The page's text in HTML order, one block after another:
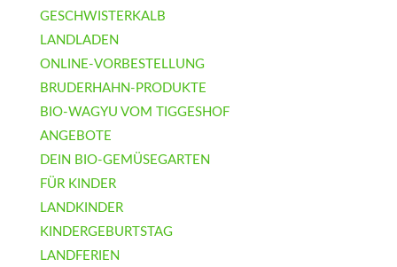
GESCHWISTERKALB
LANDLADEN
ONLINE-VORBESTELLUNG
BRUDERHAHN-PRODUKTE
BIO-WAGYU VOM TIGGESHOF
ANGEBOTE
DEIN BIO-GEMÜSEGARTEN
FÜR KINDER
LANDKINDER
KINDERGEBURTSTAG
LANDFERIEN